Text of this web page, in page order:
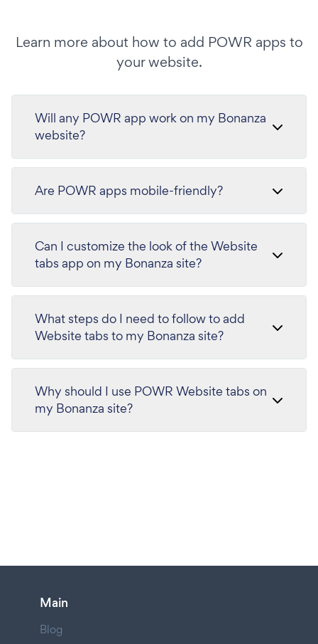
Learn more about how to add POWR apps to
your website.
Will any POWR app work on my Bonanza
website?
Are POWR apps mobile-friendly?
Can I customize the look of the Website
tabs app on my Bonanza site?
What steps do I need to follow to add
Website tabs to my Bonanza site?
Why should I use POWR Website tabs on
my Bonanza site?
Main
Blog